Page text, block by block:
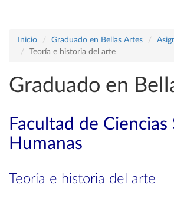
Inicio Graduado en Bellas Artes
Teoría e historia del arte
Graduado en
Facultad de Ciencias
Humanas
Teoría e historia del arte